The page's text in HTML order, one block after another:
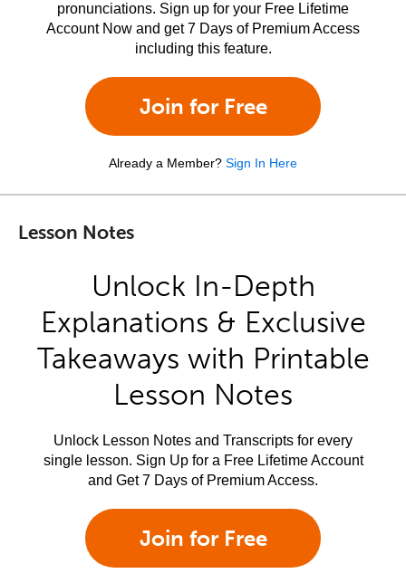
pronunciations. Sign up for your Free Lifetime
Account Now and get 7 Days of Premium Access
including this feature.
Join for Free
Already a Member? Sign In Here
Lesson Notes
Unlock In-Depth
Explanations & Exclusive
Takeaways with Printable
Lesson Notes
Unlock Lesson Notes and Transcripts for every
single lesson. Sign Up for a Free Lifetime Account
and Get 7 Days of Premium Access.
Join for Free